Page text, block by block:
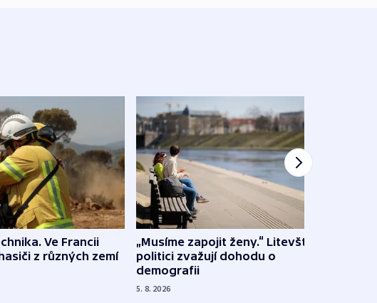
Ve Francii
z různých zemí
„Musíme zapojit ženy.“ Litevští
politici zvažují dohodu o
demografii
5. 8. 2026